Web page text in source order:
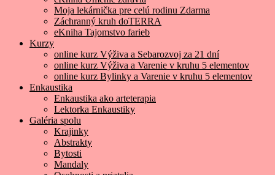
Moja lekárnička pre celú rodinu Zdarma
Záchranný kruh doTERRA
eKniha Tajomstvo farieb
Kurzy
online kurz Výživa a Sebarozvoj za 21 dní
online kurz Výživa a Varenie v kruhu 5 elementov
online kurz Bylinky a Varenie v kruhu 5 elementov
Enkaustika
Enkaustika ako arteterapia
Lektorka Enkaustiky
Galéria spolu
Krajinky
Abstrakty
Bytosti
Mandaly